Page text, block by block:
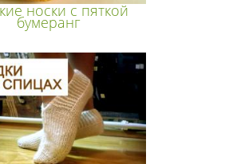
носки с пяткой
бумеранг